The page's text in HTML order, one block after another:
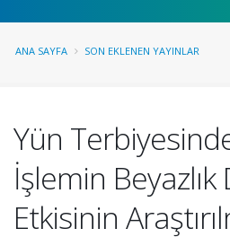
ANA SAYFA SON EKLENEN YAYINLAR
Yün
İşlemin
Etkisinin